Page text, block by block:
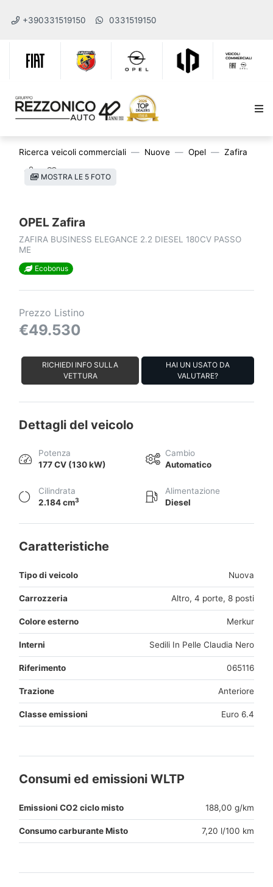
+390331519150 0331519150
Ricerca veicoli commerciali Nuove Opel Zafira
MOSTRA LE 5 FOTO
OPEL Zafira
ZAFIRA BUSINESS ELEGANCE 2.2 DIESEL 180CV PASSO
ME
Ecobonus
Prezzo Listino
€49.530
RICHIEDI INFO SULLA
VETTURA
HAI UN USATO DA
VALUTARE?
Dettagli del veicolo
Potenza
177 CV (130 kW)
Cambio
Automatico
Cilindrata
2.184 cm3
Alimentazione
Diesel
Caratteristiche
Tipo di veicolo Nuova
Carrozzeria Altro, 4 porte, 8 posti
Colore esterno Merkur
Interni Sedili In Pelle Claudia Nero
Riferimento 065116
Trazione Anteriore
Classe emissioni Euro 6.4
Consumi ed emissioni WLTP
Emissioni CO2 ciclo misto 188,00 g/km
Consumo carburante Misto 7,20 l/100 km